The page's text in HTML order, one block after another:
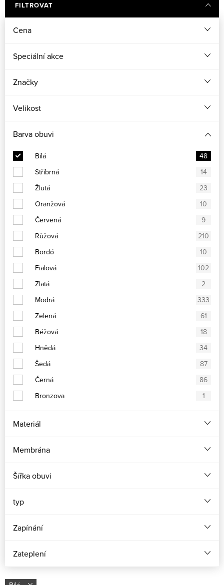
FILTROVAT
Cena
Speciální akce
Značky
Velikost
Barva obuvi
Bílá
48
Stříbrná
14
Žlutá
23
Oranžová
10
Červená
9
Růžová
210
Bordó
10
Fialová
102
Zlatá
2
Modrá
333
Zelená
61
Béžová
18
Hnědá
34
Šedá
87
Černá
86
Bronzova
1
Materiál
Membrána
Šířka obuvi
typ
Zapínání
Zateplení